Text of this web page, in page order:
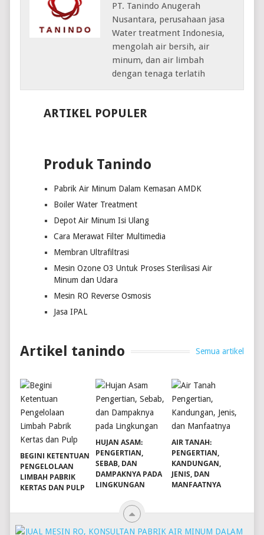
PT. Tanindo Anugerah
Nusantara, perusahaan jasa
Water treatment Indonesia,
mengolah air bersih, air
minum, dan air limbah
dengan tenaga terlatih
ARTIKEL POPULER
Produk Tanindo
Pabrik Air Minum Dalam Kemasan AMDK
Boiler Water Treatment
Depot Air Minum Isi Ulang
Cara Merawat Filter Multimedia
Membran Ultrafiltrasi
Mesin Ozone O3 Untuk Proses Sterilisasi Air
Minum dan Udara
Mesin RO Reverse Osmosis
Jasa IPAL
Artikel tanindo Semua artikel
BEGINI KETENTUAN
PENGELOLAAN
LIMBAH PABRIK
KERTAS DAN PULP
HUJAN ASAM:
PENGERTIAN,
SEBAB, DAN
DAMPAKNYA PADA
LINGKUNGAN
AIR TANAH:
PENGERTIAN,
KANDUNGAN,
JENIS, DAN
MANFAATNYA